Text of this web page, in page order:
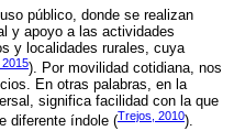
público, donde se realizan
y apoyo a las actividades
y localidades rurales, cuya
). Por movilidad cotidiana, nos
En otras palabras, en la
significa facilidad con la que
diferente índole (Trejos, 2010).